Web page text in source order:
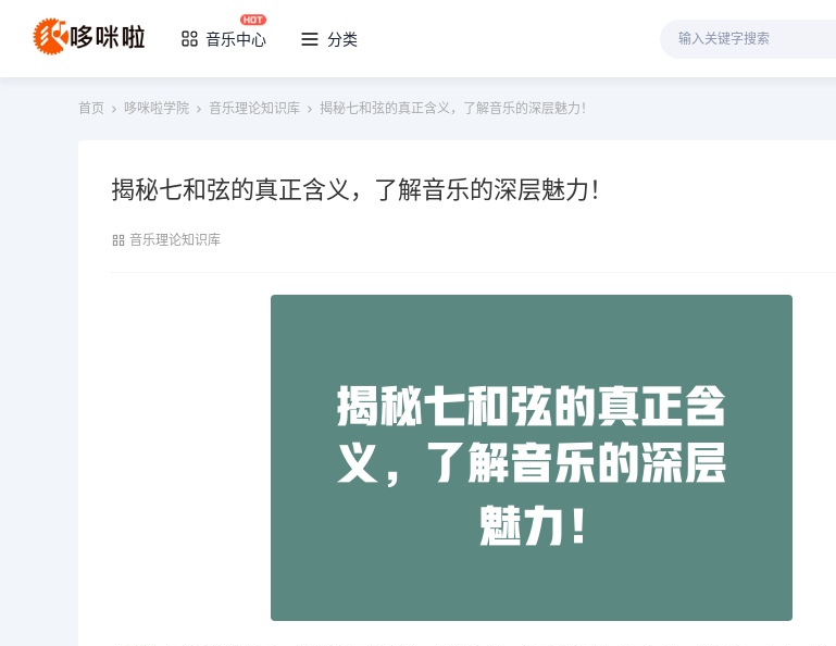
音乐中心 分类
首页 哆咪啦学院 音乐理论知识库 揭秘七和弦的真正含义，了解音乐的深层魅力！
揭秘七和弦的真正含义，了解音乐的深层魅力！
音乐理论知识库